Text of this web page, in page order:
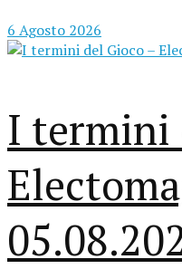
6 Agosto 2026
I termini